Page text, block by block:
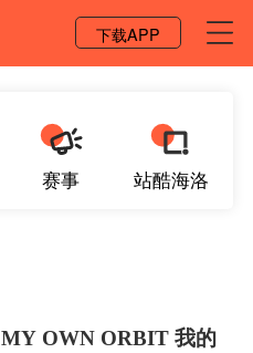
下载APP
赛事 站酷海洛
MY OWN ORBIT 我的